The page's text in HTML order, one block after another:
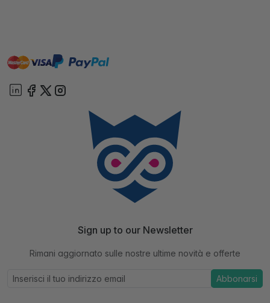
mastervisa paypal
Sign up to our Newsletter
Rimani aggiornato sulle nostre ultime novità e offerte
Abbonarsi